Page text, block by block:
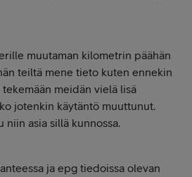
muutaman kilometrin päähän
teiltä mene tieto kuten ennekin
meidän vielä lisä
jotenkin käytäntö muuttunut.
asia sillä kunnossa.
ja epg tiedoissa olevan